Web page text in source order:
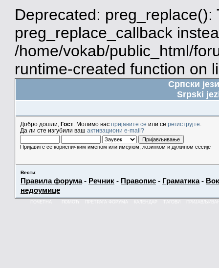
Deprecated:
preg_replace_callback
/home/vokab/public_html/
runtime-created function on
Српски
Srpski
Добро дошли, Гост . Молимо вас пријавите се или се региструјте
Да ли сте изгубили ваш активациони e-mail?
Пријавите се корисничким именом или имејлом, лозинком и дужином сесије
Вести:
Правила форума- Речник - Правопис - Граматика-
недоумице
КАЛЕНДАР